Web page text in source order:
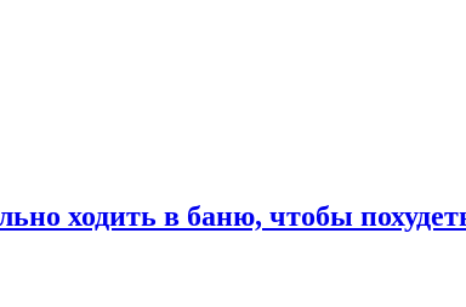
ходить в баню, чтобы